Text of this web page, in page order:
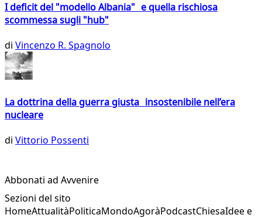
I deficit del "modello Albania" e quella rischiosa
scommessa sugli "hub"
di Vincenzo R. Spagnolo
La dottrina della guerra giusta insostenibile nell’era
nucleare
di Vittorio Possenti
Abbonati ad Avvenire
Sezioni del sito
HomeAttualitàPoliticaMondoAgoràPodcastChiesaIdee e